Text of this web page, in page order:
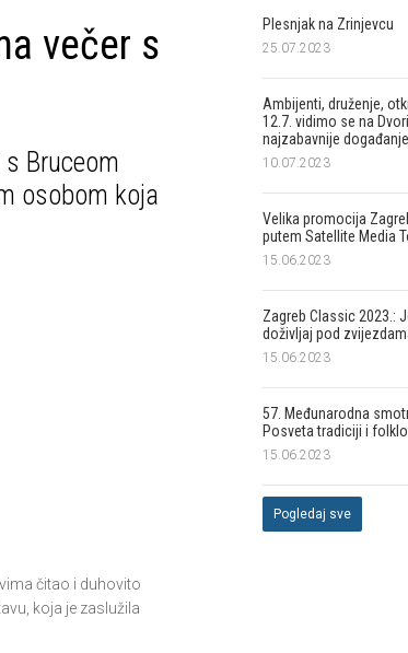
večer s
Bruceom
osobom koja
čitao i duhovito
koja je zaslužila
Plesnjak na Zrinjevcu
25.07.2023
Ambijenti, druženje,
12.7. vidimo se na
najzabavnije
10.07.2023
Velika promocija
putem Satellite Media
15.06.2023
Zagreb Classic 2023.:
doživljaj pod
15.06.2023
57. Međunarodna
Posveta tradiciji i
15.06.2023
Pogledaj sve